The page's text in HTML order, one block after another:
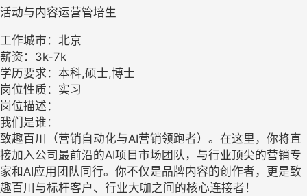
活动与内容运营管培生
工作城市：北京
薪资：3k-7k
学历要求：本科,硕士,博士
岗位性质：实习
岗位描述：
我们是谁：
致趣百川（营销自动化与AI营销领跑者）。在这里，你将直
接加入公司最前沿的AI项目市场团队，与行业顶尖的营销专
家和AI应用团队同行。你不仅是品牌内容的创作者，更是致
趣百川与标杆客户、行业大咖之间的核心连接者！